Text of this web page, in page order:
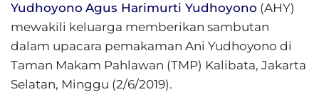
Yudhoyono Agus Harimurti Yudhoyono (AHY)
mewakili keluarga memberikan sambutan
dalam upacara pemakaman Ani Yudhoyono di
Taman Makam Pahlawan (TMP) Kalibata, Jakarta
Selatan, Minggu (2/6/2019).